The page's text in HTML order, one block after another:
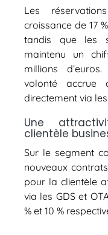
Les
croissance de 17
tandis que les
maintenu un
millions
volonté accrue
directement via
Une
clientèle
Sur le segment
nouveaux
pour la clientèle
via les GDS et
% et 10 %